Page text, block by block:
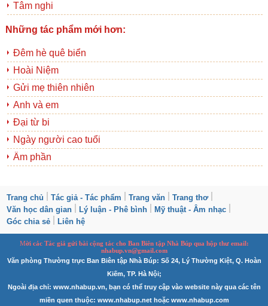
Tâm nghi
Những tác phẩm mới hơn:
Đêm hè quê biển
Hoài Niệm
Gửi mẹ thiên nhiên
Anh và em
Đại từ bi
Ngày người cao tuổi
Âm phần
Trang chủ Tác giả - Tác phẩm Trang văn
Trang thơ
Văn học dân gian
Lý luận - Phê bình
Mỹ thuật - Âm nhạc
Góc chia sẻ
Liên hệ
Mời các Tác giả gửi bài cộng táccho Ban Biên tập Nhà Búp qua hộp thư email:
nhabup.vn@gmail.com
Văn phòng Thường trực Ban Biên tập Nhà Búp: Số 24, Lý Thường Kiệt, Q. Hoàn
Kiếm, TP. Hà Nội;
Ngoài địa chỉ: www.nhabup.vn, bạn có thể truy cập vào website này qua các tên
miền quen thuộc: www.nhabup.net hoặc www.nhabup.com